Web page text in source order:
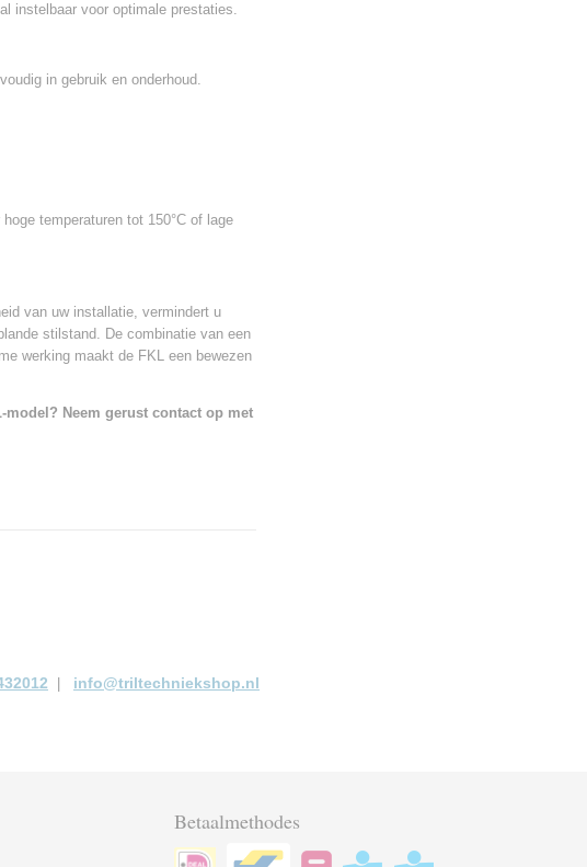
instelbaar voor optimale prestaties.
in gebruik en onderhoud.
temperaturen tot 150°C of lage
van uw installatie, vermindert u
stilstand. De combinatie van een
werking maakt de FKL een bewezen
Neem gerust contact op met
info@triltechniekshop.nl
Betaalmethodes